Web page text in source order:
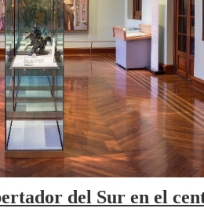
del Sur en el